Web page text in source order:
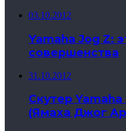
03.10.2012
Yamaha Jog Z:
совершенства
31.10.2012
Скутер
(Ямаха Джог